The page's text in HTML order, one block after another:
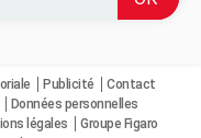
Publicité
Contact
Données personnelles
légales
Groupe Figaro